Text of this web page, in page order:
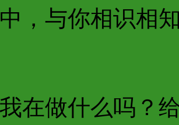
，与你相识相
在做什么吗？